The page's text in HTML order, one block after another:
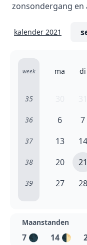
zonsondergang en
kalender 2021
week ma di
35
36 6 7
37 13 14
38 20 21
39 27 28
Maanstanden
7 🌑 14 🌓